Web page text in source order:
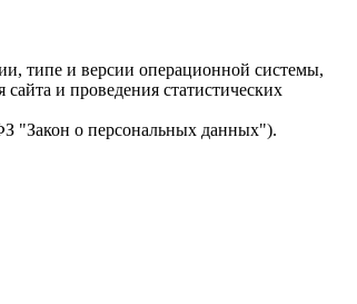
типе и версии операционной системы,
и проведения статистических
"Закон о персональных данных").